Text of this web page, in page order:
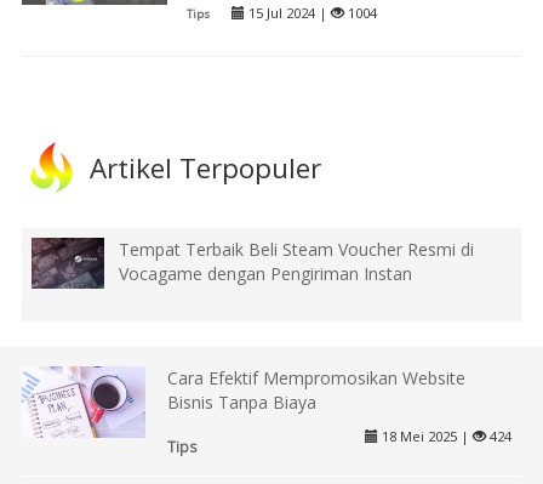
Tips 15 Jul 2024 | 1004
Artikel Terpopuler
Tempat Terbaik Beli Steam Voucher Resmi di
Vocagame dengan Pengiriman Instan
Cara Efektif Mempromosikan Website
Bisnis Tanpa Biaya
Tips
18 Mei 2025 | 424